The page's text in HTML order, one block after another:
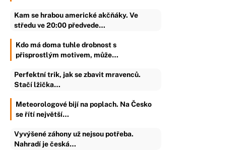
Kam se hrabou americké akčňáky. Ve
středu ve 20:00 předvede…
Kdo má doma tuhle drobnost s
přisprostlým motivem, může…
Perfektní trik, jak se zbavit mravenců.
Stačí lžička…
Meteorologové bijí na poplach. Na Česko
se řítí největší…
Vyvýšené záhony už nejsou potřeba.
Nahradí je česká…